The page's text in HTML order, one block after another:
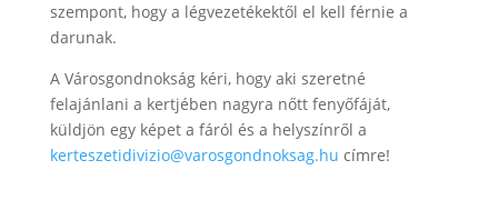
szempont, hogy a légvezetékektől el kell férnie a
darunak.
A Városgondnokság kéri, hogy aki szeretné
felajánlani a kertjében nagyra nőtt fenyőfáját,
küldjön egy képet a fáról és a helyszínről a
kerteszetidivizio@varosgondnoksag.hu címre!